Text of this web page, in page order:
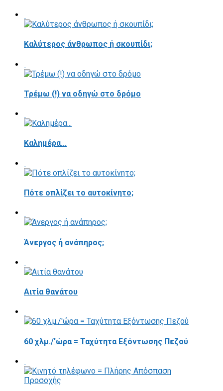
Καλύτερος άνθρωπος ή σκουπίδι;
Τρέμω (!) να οδηγώ στο δρόμο
Καλημέρα...
Πότε οπλίζει το αυτοκίνητο;
Άνεργος ή ανάπηρος;
Αιτία θανάτου
60 χλμ./'ώρα = Ταχύτητα Εξόντωσης Πεζού